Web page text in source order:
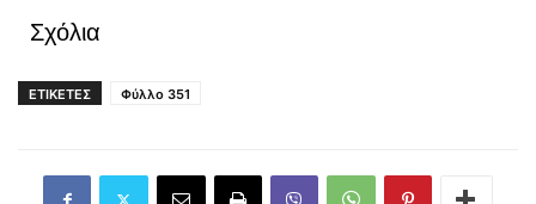
Σχόλια
ΕΤΙΚΕΤΕΣ Φύλλο 351